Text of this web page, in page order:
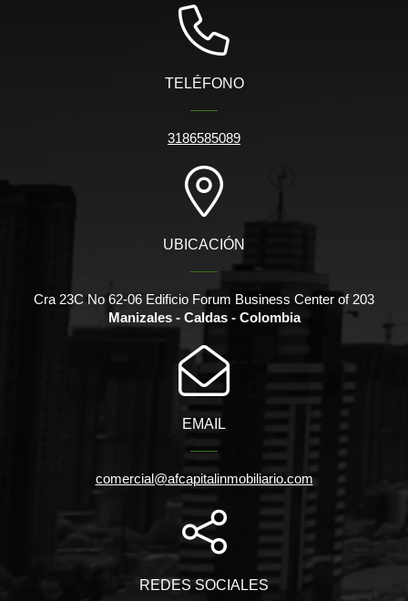
TELÉFONO
3186585089
UBICACIÓN
Cra 23C No 62-06 Edificio Forum Business Center of 203
Manizales - Caldas - Colombia
EMAIL
comercial@afcapitalinmobiliario.com
REDES SOCIALES